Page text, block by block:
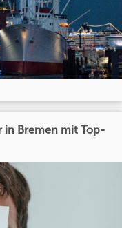
in Bremen mit Top-